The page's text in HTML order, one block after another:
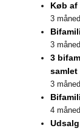
Køb af
3
3
3
samlet
3
4